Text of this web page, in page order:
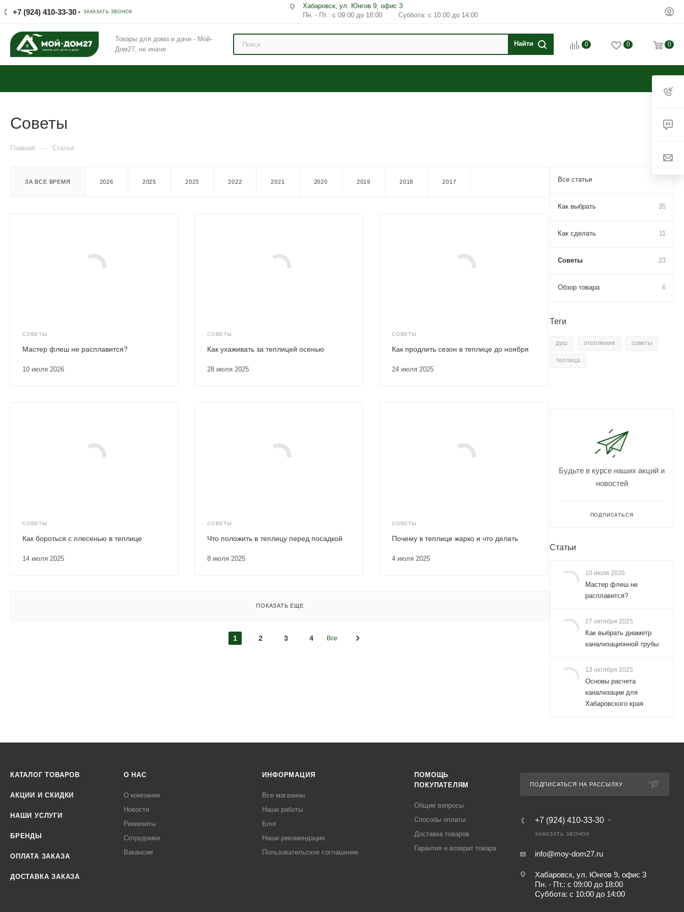
+7 (924) 410-33-30 ЗАКАЗАТЬ ЗВОНОК
Хабаровск, ул. Юнгов 9, офис 3
Пн. - Пт.: с 09:00 до 18:00 Суббота: с 10:00 до 14:00
Товары для дома и дачи - Мой-
Дом27, не иначе
0 0 0
Советы
Главная — Статьи
ЗА ВСЕ ВРЕМЯ 2026 2025 2023 2022 2021 2020 2019 2018 2017
СОВЕТЫ
10 июля 2026
Мастер флеш не расплавится?
СОВЕТЫ
28 июля 2025
Как ухаживать за теплицей осенью
СОВЕТЫ
24 июля 2025
Как продлить сезон в теплице до ноября
СОВЕТЫ
14 июля 2025
Как бороться с плесенью в теплице
СОВЕТЫ
8 июля 2025
Что положить в теплицу перед посадкой
СОВЕТЫ
4 июля 2025
Почему в теплице жарко и что делать
ПОКАЗАТЬ ЕЩЕ
1 2 3 4 Все
Все статьи
Как выбрать 35
Как сделать 11
Советы 23
Обзор товара 6
Теги
душ отопление советы
теплица
Будьте в курсе наших акций и
новостей
ПОДПИСАТЬСЯ
Статьи
10 июля 2026
Мастер флеш не
расплавится?
27 октября 2025
Как выбрать диаметр
канализационной трубы
13 октября 2025
Основы расчета
канализации для
Хабаровского края
КАТАЛОГ ТОВАРОВ
АКЦИИ И СКИДКИ
НАШИ УСЛУГИ
БРЕНДЫ
ОПЛАТА ЗАКАЗА
ДОСТАВКА ЗАКАЗА
О НАС
О компании
Новости
Реквизиты
Сотрудники
Вакансии
ИНФОРМАЦИЯ
Все магазины
Наши работы
Блог
Наши рекомендации
Пользовательское соглашение
ПОМОЩЬ
ПОКУПАТЕЛЯМ
Общие вопросы
Способы оплаты
Доставка товаров
Гарантия и возврат товара
ПОДПИСАТЬСЯ НА РАССЫЛКУ
+7 (924) 410-33-30
ЗАКАЗАТЬ ЗВОНОК
info@moy-dom27.ru
Хабаровск, ул. Юнгов 9, офис 3
Пн. - Пт.: с 09:00 до 18:00
Суббота: с 10:00 до 14:00